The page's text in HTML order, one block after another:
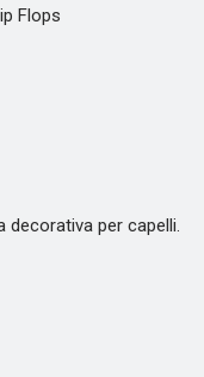
Flops
per capelli.